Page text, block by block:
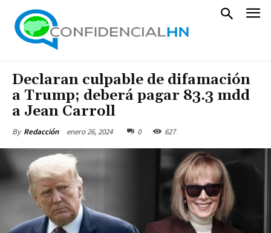
Declaran culpable de difamación
a Trump; deberá pagar 83.3 mdd
a Jean Carroll
By Redacción enero 26, 2024 0 627